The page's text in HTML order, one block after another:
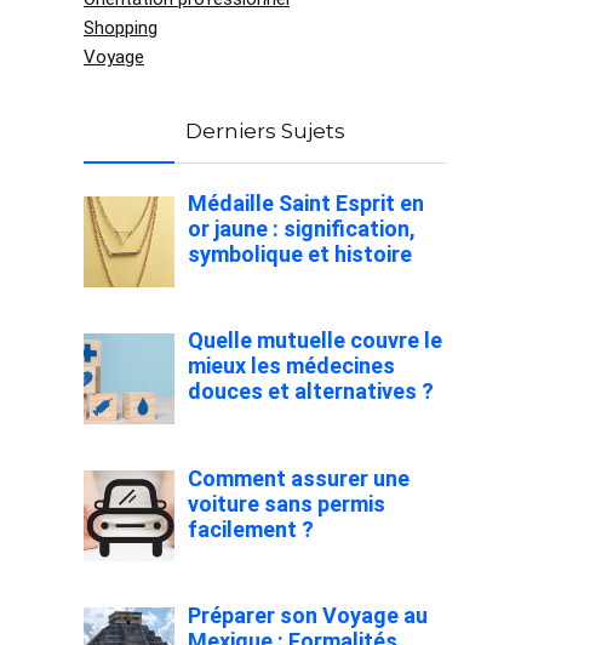
Shopping
Voyage
Derniers Sujets
Médaille Saint Esprit en
or jaune : signification,
symbolique et histoire
Quelle mutuelle couvre le
mieux les médecines
douces et alternatives ?
Comment assurer une
voiture sans permis
facilement ?
Préparer son Voyage au